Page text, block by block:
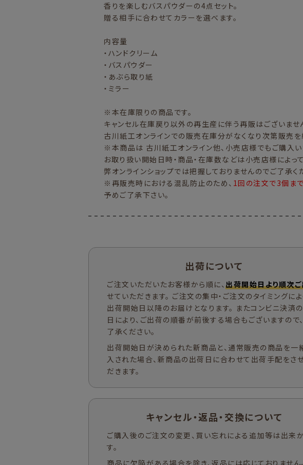
香りを楽しむバスパウダーの4点セット。
贈る相手に合わせてカラーを選べます。
内容量
・ハンドクリーム
・バスパウダー
・あぶら取り紙
・ミラー
※本在庫限りの商品です。
キャンセル在庫戻り以外の再生産に伴う再販はございませ
古川紙工オンラインでの販売在庫分がなくなり次第販売を
※本商品は 古川紙工オンライン他、小売店様でもご購入い
お取り扱い開始日時・商品・在庫数などは小売店様によっ
弊オンラインショップでは把握しておりませんのでご了承く
※再販売時における混乱防止のため、 1回の注文で3個まで
予めご了承下さい。
出荷について
ご注文いただいたお客様から順に、出荷開始日より順次
せていただきます。 ご注文の集中・ご注文のタイミングによ
出荷開始日以降のお届けとなります。 またコンビニ決済
日により、ご出荷の順番が前後する場合もございますので
了承ください。
出荷開始日が決められた新商品と、通常販売の商品を一
入された場合、新商品の出荷日に合わせて出荷手配をさ
だきます。
キャンセル・返品・交換について
ご購入後のご注文の変更、買い忘れによる追加等は出来
す。